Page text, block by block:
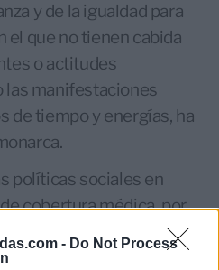
- Do Not Process
y de la igualdad para
el que no tienen cabida
o actitudes
las manifestaciones
de tiempo y energías, ha
políticas sociales en
cobertura médica, por
demandas sociales,
del reinado de